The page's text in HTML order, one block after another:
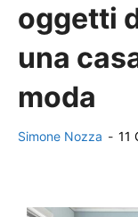
oggetti
una
moda
Simone Nozza - 11